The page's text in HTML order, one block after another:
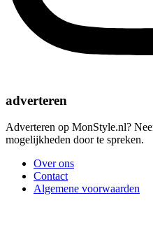
adverteren
Adverteren op MonStyle.nl?
mogelijkheden door te spreken.
Over ons
Contact
Algemene voorwaarden